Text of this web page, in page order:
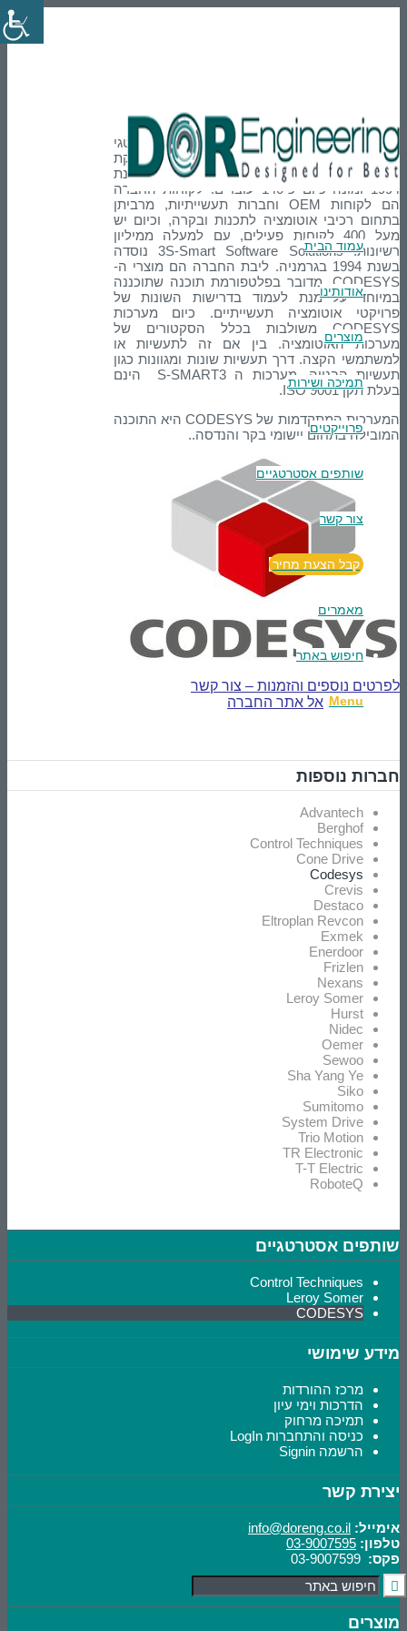
עמוד הבית
אודותינו
מוצרים
תמיכה ושירות
פרוייקטים
שותפים אסטרטגיים
צור קשר
קבל הצעת מחיר
מאמרים
חיפוש באתר
Menu
Codesys
חברת "דור הנדסה" נבחרה כשותף האסטרטגי
והנציג הבלעדי של חברת S3 המפתחת והמשווקת
של תכנת CODESYS בעולם. S3 הוקמה בשנת
1994 ומונה כיום כ-140 עובדים. לקוחות החברה
הם לקוחות OEM וחברות תעשייתיות, מרביתן
בתחום רכיבי אוטומציה לתכנות ובקרה, וכיום יש
מעל 400 לקוחות פעילים, עם למעלה ממיליון
רשיונות. 3S-Smart Software Solutions נוסדה
בשנת 1994 בגרמניה. ליבת החברה הם מוצרי ה­-
CODESYS, מדובר בפלטפורמת תוכנה שתוכננה
במיוחד על מנת לעמוד בדרישות השונות של
פרויקטי אוטומציה תעשייתיים. כיום מערכות
CODESYS משולבות בכלל הסקטורים של
מערכות האוטומציה. בין אם זה לתעשיות או
למשתמשי הקצה. דרך תעשיות שונות ומגוונות כגון
תעשיות הבנייה. מערכות ה S-SMART3 הינם
בעלת תקן ISO 9001.
המערכות המתקדמות של CODESYS היא התוכנה
המובילה בתחום יישומי בקר והנדסה..
לפרטים נוספים והזמנות – צור קשר
אל אתר החברה
חברות נוספות
Advantech
Berghof
Control Techniques
Cone Drive
Codesys
Crevis
Destaco
Eltroplan Revcon
Exmek
Enerdoor
Frizlen
Nexans
Leroy Somer
Hurst
Nidec
Oemer
Sewoo
Sha Yang Ye
Siko
Sumitomo
System Drive
Trio Motion
TR Electronic
T-T Electric
RoboteQ
שותפים אסטרטגיים
Control Techniques
Leroy Somer
CODESYS
מידע שימושי
מרכז ההורדות
הדרכות וימי עיון
תמיכה מרחוק
כניסה והתחברות LogIn
הרשמה Signin
יצירת קשר
אימייל: info@doreng.co.il
טלפון: 03-9007595
פקס:
מוצרים